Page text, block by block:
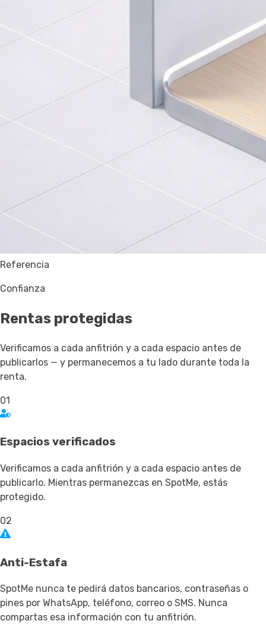
Referencia
Confianza
Rentas protegidas
Verificamos a cada anfitrión y a cada espacio antes de
publicarlos — y permanecemos a tu lado durante toda la
renta.
01
Espacios verificados
Verificamos a cada anfitrión y a cada espacio antes de
publicarlo. Mientras permanezcas en SpotMe, estás
protegido.
02
Anti-Estafa
SpotMe nunca te pedirá datos bancarios, contraseñas o
pines por WhatsApp, teléfono, correo o SMS. Nunca
compartas esa información con tu anfitrión.